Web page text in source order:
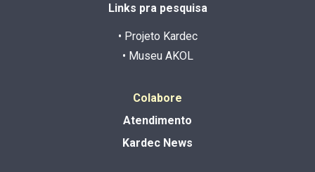
Links pra pesquisa
• Projeto Kardec
• Museu AKOL
Colabore
Atendimento
Kardec News